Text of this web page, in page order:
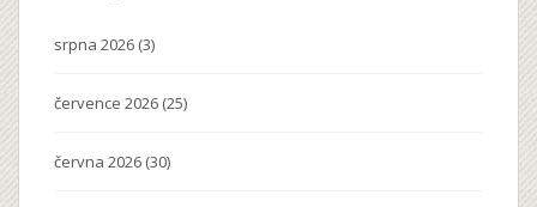
srpna 2026 (3)
července 2026 (25)
června 2026 (30)